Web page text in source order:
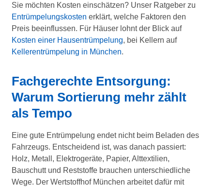
Sie möchten Kosten einschätzen? Unser Ratgeber zu
Entrümpelungskosten erklärt, welche Faktoren den
Preis beeinflussen. Für Häuser lohnt der Blick auf
Kosten einer Hausentrümpelung, bei Kellern auf
Kellerentrümpelung in München.
Fachgerechte Entsorgung:
Warum Sortierung mehr zählt
als Tempo
Eine gute Entrümpelung endet nicht beim Beladen des
Fahrzeugs. Entscheidend ist, was danach passiert:
Holz, Metall, Elektrogeräte, Papier, Alttextilien,
Bauschutt und Reststoffe brauchen unterschiedliche
Wege. Der Wertstoffhof München arbeitet dafür mit